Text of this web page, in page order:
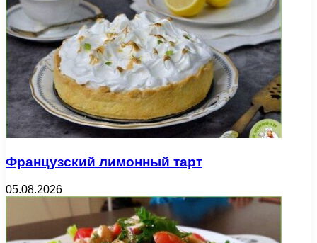
Французский лимонный тарт
05.08.2026